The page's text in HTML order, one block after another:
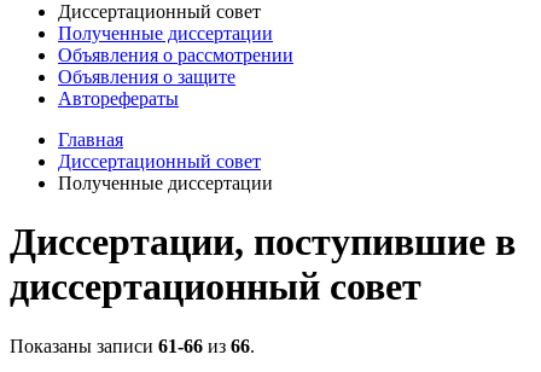
Диссертационный совет
Полученные диссертации
Объявления о рассмотрении
Объявления о защите
Авторефераты
Главная
Диссертационный совет
Полученные диссертации
Диссертации, поступившие в
диссертационный совет
Показаны записи 61-66 из 66.